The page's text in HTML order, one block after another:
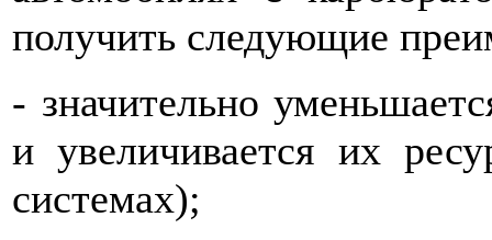
получить следующие
- значительно
и увеличивается их
системах);